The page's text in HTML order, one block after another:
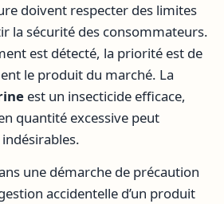
doivent respecter des limites
la sécurité des consommateurs.
est détecté, la priorité est de
le produit du marché. La
est un insecticide efficace,
quantité excessive peut
une démarche de précaution
accidentelle d’un produit